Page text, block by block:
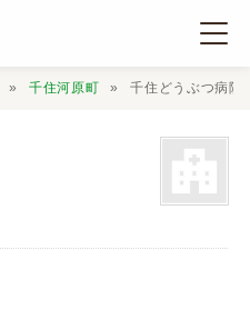
千住河原町 千住どうぶつ病院